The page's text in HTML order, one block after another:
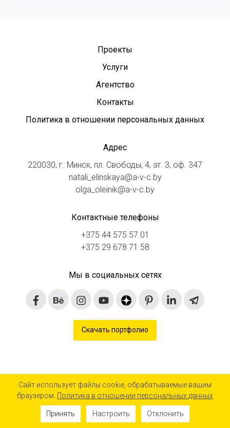
Проекты
Услуги
Агентство
Контакты
Политика в отношении персональных данных
Адрес
220030, г. Минск, пл. Свободы, 4, эт. 3, оф. 347
natali_elinskaya@a-v-c.by
olga_oleinik@a-v-c.by
Контактные телефоны
+375 44 575 57 01
+375 29 678 71 58
Мы в социальных сетях
Скачать портфолио
© 2016-2024 «Агентство визуальных коммуникаций»
Дизайн сайта «AVC»
Сайт использует файлы cookie, обрабатываемые вашим
браузером. Политика в отношении персональных данных
Принять Настроить Отклонить